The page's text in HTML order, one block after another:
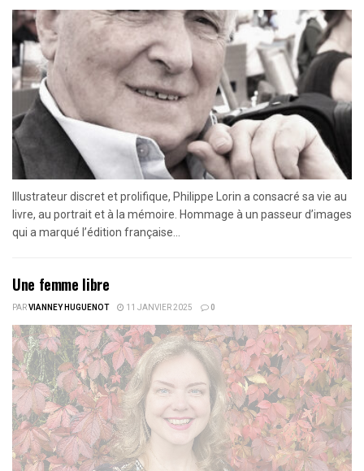
Illustrateur discret et prolifique, Philippe Lorin a consacré sa vie au
livre, au portrait et à la mémoire. Hommage à un passeur d’images
qui a marqué l’édition française...
Une femme libre
PARVIANNEY HUGUENOT 11 JANVIER 2025 0